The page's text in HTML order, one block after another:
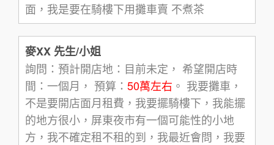
面，我是要在騎樓下用攤車賣 不煮茶
麥XX 先生/小姐
詢問：預計開店地：目前未定， 希望開店時
間：一個月， 預算： 50萬左右 。 我要攤車，
不是要開店面月租費，我要擺騎樓下，我能擺
的地方很小，屏東夜市有一個可能性的小地
方，我不確定租不租的到，我最近會問，我要